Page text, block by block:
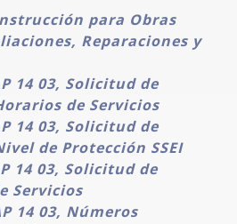
para Obras
Reparaciones y
14 03, Solicitud de
de Servicios
14 03, Solicitud de
de Protección SSEI
14 03, Solicitud de
Servicios
14 03, Números